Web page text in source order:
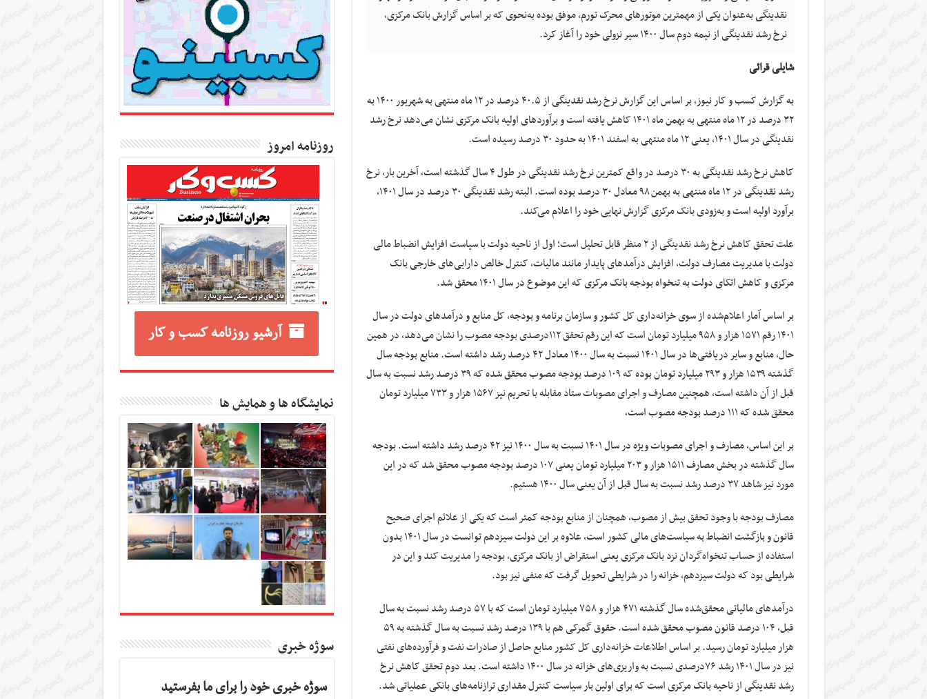
نقدینگی به‌عنوان یکی از مهمترین موتورهای محرک تورم، موفق بوده به‌نحوی که بر اساس گزارش بانک مرکزی،
نرخ رشد نقدینگی از نیمه دوم سال ۱۴۰۰ سیر نزولی خود را آغاز کرد.
شایلی قرائی
به گزارش کسب و کار نیوز، بر اساس این گزارش نرخ رشد نقدینگی از ۴۰.۵ درصد در ۱۲ ماه منتهی به شهریور ۱۴۰۰ به
۳۲ درصد در ۱۲ ماه منتهی به بهمن ماه ۱۴۰۱ کاهش یافته است و برآوردهای اولیه بانک مرکزی نشان می‌دهد نرخ رشد
نقدینگی در سال ۱۴۰۱، یعنی ۱۲ ماه منتهی به اسفند ۱۴۰۱ به حدود ۳۰ درصد رسیده است.
کاهش نرخ رشد نقدینگی به ۳۰ درصد در واقع کمترین نرخ رشد نقدینگی در طول ۴ سال گذشته است، آخرین بار، نرخ
رشد نقدینگی در ۱۲ ماه منتهی به بهمن ۹۸ معادل ۳۰ درصد بوده است. البته رشد نقدینگی ۳۰ درصد در سال ۱۴۰۱،
برآورد اولیه است و به‌زودی بانک مرکزی گزارش نهایی خود را اعلام می‌کند.
علت تحقق کاهش نرخ رشد نقدینگی از ۲ منظر قابل تحلیل است؛ اول از ناحیه دولت با سیاست افزایش انضباط مالی
دولت با مدیریت مصارف دولت، افزایش درآمدهای پایدار مانند مالیات، کنترل خالص دارایی‌های خارجی بانک
مرکزی و کاهش اتکای دولت به تنخواه بودجه بانک مرکزی که این موضوع در سال ۱۴۰۱ محقق شد.
بر اساس آمار اعلام‌شده از سوی خزانه‌داری کل کشور و سازمان برنامه و بودجه، کل منابع و درآمدهای دولت در سال
۱۴۰۱ رقم ۱۵۷۱ هزار و ۹۵۸ میلیارد تومان است که این رقم تحقق ۱۱۲درصدی بودجه مصوب را نشان می‌دهد، در همین
حال، منابع و سایر دریافتی‌ها در سال ۱۴۰۱ نسبت به سال ۱۴۰۰ معادل ۴۲ درصد رشد داشته است. منابع بودجه سال
گذشته ۱۵۳۹ هزار و ۲۹۳ میلیارد تومان بوده که ۱۰۹ درصد بودجه مصوب محقق شده که ۳۹ درصد رشد نسبت به سال
قبل از آن داشته است، همچنین مصارف و اجرای مصوبات ستاد مقابله با تحریم نیز ۱۵۶۷ هزار و ۷۳۳ میلیارد تومان
محقق شده که ۱۱۱ درصد بودجه مصوب است،
بر این اساس، مصارف و اجرای مصوبات ویژه در سال ۱۴۰۱ نسبت به سال ۱۴۰۰ نیز ۴۲ درصد رشد داشته است. بودجه
سال گذشته در بخش مصارف ۱۵۱۱ هزار و ۲۰۳ میلیارد تومان یعنی ۱۰۷ درصد بودجه مصوب محقق شد که در این
مورد نیز شاهد ۳۷ درصد رشد نسبت به سال قبل از آن یعنی سال ۱۴۰۰ هستیم.
مصارف بودجه با وجود تحقق بیش از مصوب، همچنان از منابع بودجه کمتر است که یکی از علائم اجرای صحیح
قانون و بازگشت انضباط به سیاست‌های مالی کشور است، علاوه بر این دولت سیزدهم توانست در سال ۱۴۰۱ بدون
استفاده از حساب تنخواه‌گردان نزد بانک مرکزی یعنی استقراض از بانک مرکزی، بودجه را مدیریت کند و این در
شرایطی بود که دولت سیزدهم، خزانه را در شرایطی تحویل گرفت که منفی نیز بود.
درآمدهای مالیاتی محقق‌شده سال گذشته ۴۷۱ هزار و ۷۵۸ میلیارد تومان است که با ۵۷ درصد رشد نسبت به سال
قبل، ۱۰۴ درصد قانون مصوب محقق شده است. حقوق گمرکی هم با ۱۳۹ درصد رشد نسبت به سال گذشته به ۵۹
هزار میلیارد تومان رسید. بر اساس اطلاعات خزانه‌داری کل کشور منابع حاصل از صادرات نفت و فرآورده‌های نفتی
نیز در سال ۱۴۰۱ رشد ۷۶درصدی نسبت به واریزی‌های خزانه در سال ۱۴۰۰ داشته است. بعد دوم تحقق کاهش نرخ
رشد نقدینگی از ناحیه بانک مرکزی است که برای اولین بار سیاست کنترل مقداری ترازنامه‌های بانکی عملیاتی شد.
روزنامه امروز
آرشیو روزنامه کسب و کار
نمایشگاه ها و همایش ها
سوژه خبری
سوژه خبری خود را برای ما بفرستید